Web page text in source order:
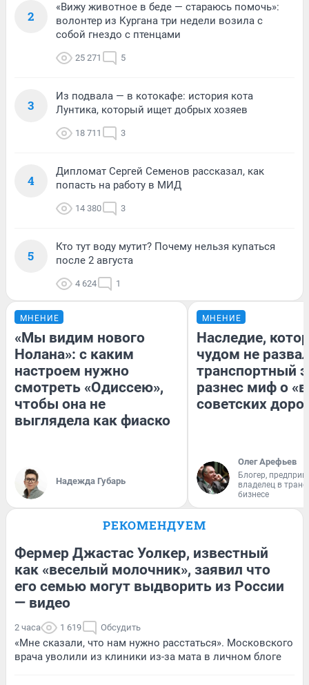
2
«Вижу животное в беде — стараюсь помочь»:
волонтер из Кургана три недели возила с
собой гнездо с птенцами
25 271 5
3
Из подвала — в котокафе: история кота
Лунтика, который ищет добрых хозяев
18 711 3
4
Дипломат Сергей Семенов рассказал, как
попасть на работу в МИД
14 380 3
5
Кто тут воду мутит? Почему нельзя купаться
после 2 августа
4 624 1
МНЕНИЕ
«Мы видим нового
Нолана»: с каким
настроем нужно
смотреть «Одиссею»,
чтобы она не
выглядела как фиаско
Надежда Губарь
МНЕНИЕ
Наследие,
чудом не
транспортный
разнес миф о
советских
Олег Арефьев
Блогер,
владелец в
бизнесе
РЕКОМЕНДУЕМ
Фермер Джастас Уолкер, известный
как «веселый молочник», заявил что
его семью могут выдворить из России
— видео
2 часа 1 619 Обсудить
«Мне сказали, что нам нужно расстаться». Московского
врача уволили из клиники из-за мата в личном блоге